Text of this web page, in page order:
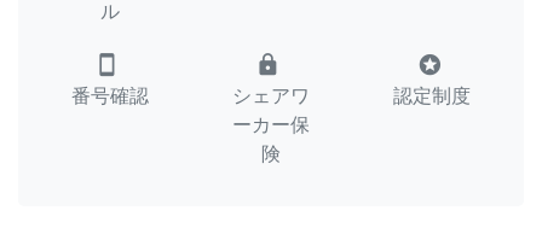
ル
smartphone
番号確認
lock
シェアワ
ーカー保
険
stars
認定制度